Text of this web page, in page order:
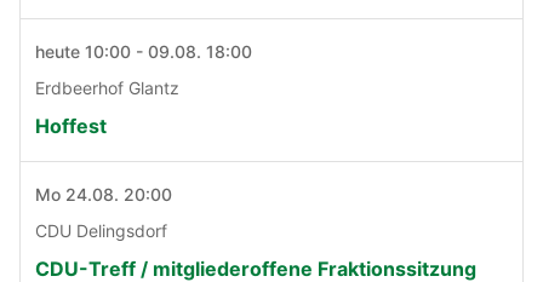
heute 10:00 - 09.08. 18:00
Erdbeerhof Glantz
Hoffest
Mo 24.08. 20:00
CDU Delingsdorf
CDU-Treff / mitgliederoffene Fraktionssitzung